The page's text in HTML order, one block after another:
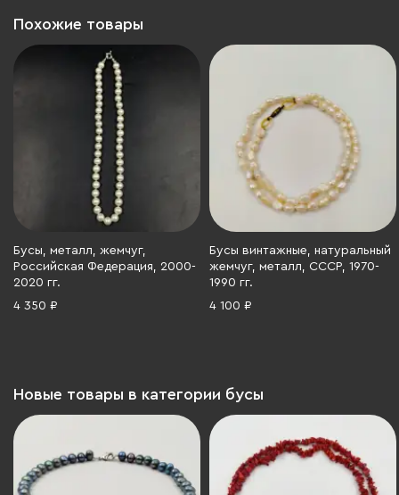
Похожие товары
Бусы, металл, жемчуг,
Российская Федерация, 2000-
2020 гг.
4 350 ₽
Бусы винтажные, натуральный
жемчуг, металл, СССР, 1970-
1990 гг.
4 100 ₽
Новые товары в категории бусы